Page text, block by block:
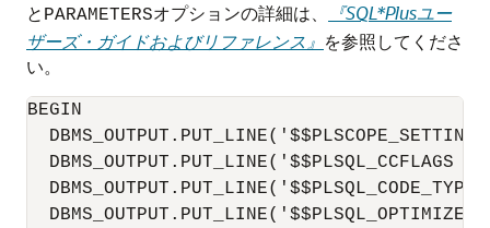
と PARAMETERSオプションの詳細は、
『SQL*Plusユー
ザーズ・ガイドおよびリファレンス』 を参照してくださ
い。
BEGIN
DBMS_OUTPUT.PUT_LINE('$$PLSQL_CCFLAGS =
DBMS_OUTPUT.PUT_LINE('$$PLSQL_CODE_TYPE